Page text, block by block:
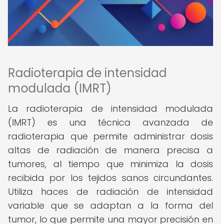
Radioterapia de intensidad
modulada (IMRT)
La radioterapia de intensidad modulada
(IMRT) es una técnica avanzada de
radioterapia que permite administrar dosis
altas de radiación de manera precisa a
tumores, al tiempo que minimiza la dosis
recibida por los tejidos sanos circundantes.
Utiliza haces de radiación de intensidad
variable que se adaptan a la forma del
tumor, lo que permite una mayor precisión en